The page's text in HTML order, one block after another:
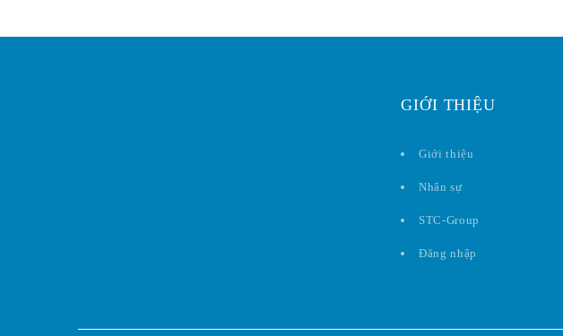
GIỚI THIỆU
Giới thiệu
Nhân sự
STC-Group
Đăng nhập